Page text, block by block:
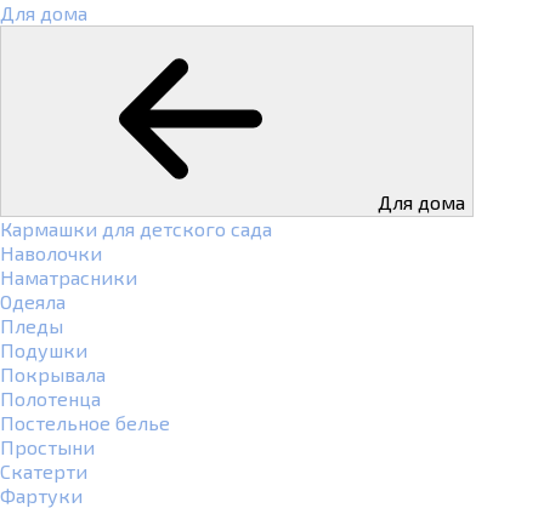
Для дома
Для дома
Кармашки для детского сада
Наволочки
Наматрасники
Одеяла
Пледы
Подушки
Покрывала
Полотенца
Постельное белье
Простыни
Скатерти
Фартуки